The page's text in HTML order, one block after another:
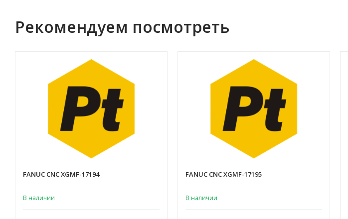
Рекомендуем посмотреть
FANUC CNC XGMF-17194
В наличии
FANUC CNC XGMF-17195
В наличии